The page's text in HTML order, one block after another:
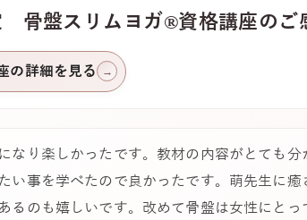
骨盤スリムヨガ®資格講座のご
の詳細を見る →
なり楽しかったです。教材の内容がとても分
い事を学べたので良かったです。萌先生に癒
るのも嬉しいです。改めて骨盤は女性にとっ